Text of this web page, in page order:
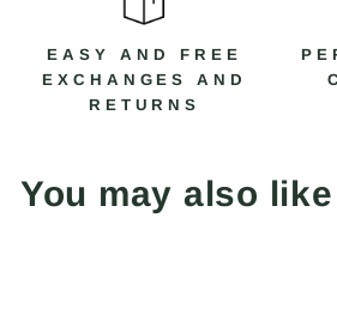
EASY AND FREE
EXCHANGES AND
RETURNS
You may also like